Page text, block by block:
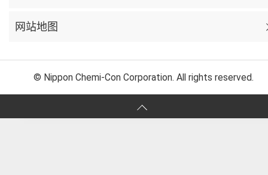
网站地图
© Nippon Chemi-Con Corporation. All rights reserved.